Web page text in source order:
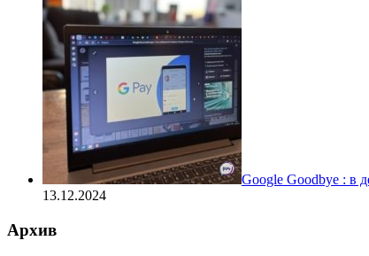
Google Goodbye : в
13.12.2024
Архив